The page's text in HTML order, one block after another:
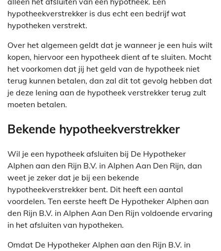
hypotheekverstrekker is dus echt een bedrijf wat
hypotheken verstrekt.
Over het algemeen geldt dat je wanneer je een huis wilt
kopen, hiervoor een hypotheek dient af te sluiten. Mocht
het voorkomen dat jij het geld van de hypotheek niet
terug kunnen betalen, dan zal dit tot gevolg hebben dat
je deze lening aan de hypotheek verstrekker terug zult
moeten betalen.
Bekende hypotheekverstrekker
Wil je een hypotheek afsluiten bij De Hypotheker
Alphen aan den Rijn B.V. in Alphen Aan Den Rijn, dan
weet je zeker dat je bij een bekende
hypotheekverstrekker bent. Dit heeft een aantal
voordelen. Ten eerste heeft De Hypotheker Alphen aan
den Rijn B.V. in Alphen Aan Den Rijn voldoende ervaring
in het afsluiten van hypotheken.
Omdat De Hypotheker Alphen aan den Rijn B.V. in